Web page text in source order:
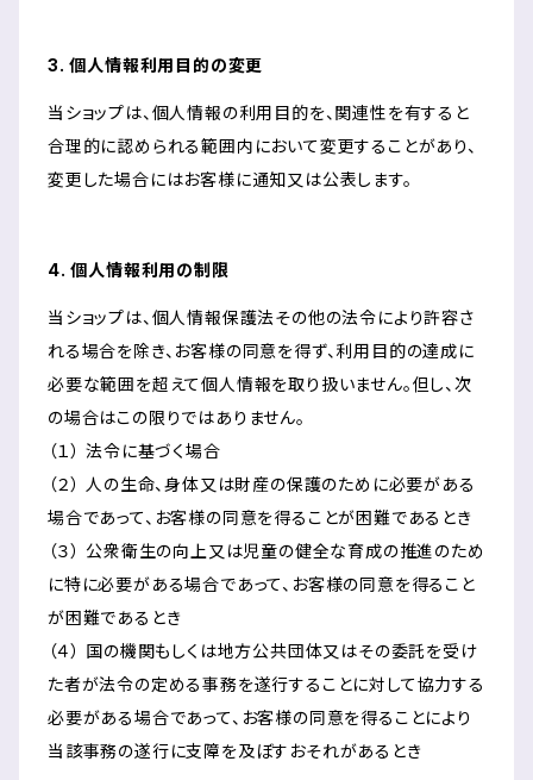
3. 個人情報利用目的の変更
当ショップは、個人情報の利用目的を、関連性を有すると
合理的に認められる範囲内において変更することがあり、
変更した場合にはお客様に通知又は公表します。
4. 個人情報利用の制限
当ショップは、個人情報保護法その他の法令により許容さ
れる場合を除き、お客様の同意を得ず、利用目的の達成に
必要な範囲を超えて個人情報を取り扱いません。但し、次
の場合はこの限りではありません。
（１） 法令に基づく場合
（２） 人の生命、身体又は財産の保護のために必要がある
場合であって、お客様の同意を得ることが困難であるとき
（３） 公衆衛生の向上又は児童の健全な育成の推進のため
に特に必要がある場合であって、お客様の同意を得ること
が困難であるとき
（４） 国の機関もしくは地方公共団体又はその委託を受け
た者が法令の定める事務を遂行することに対して協力する
必要がある場合であって、お客様の同意を得ることにより
当該事務の遂行に支障を及ぼすおそれがあるとき